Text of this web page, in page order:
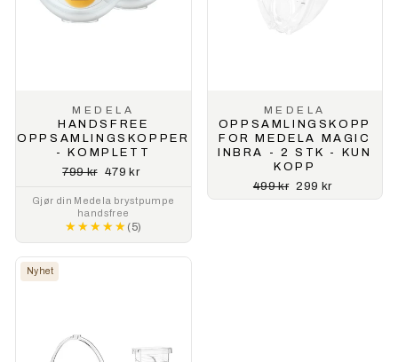
MEDELA
HANDSFREE
OPPSAMLINGSKOPPER
- KOMPLETT
Ordinærpris
799 kr Salgspris
479 kr
Gjør din Medela brystpumpe
handsfree
★★★★★
★★★★★ (5)
MEDELA
OPPSAMLINGSKOPP
FOR MEDELA MAGIC
INBRA - 2 STK - KUN
KOPP
Ordinærpris
499 kr Salgspris
299 kr
Nyhet